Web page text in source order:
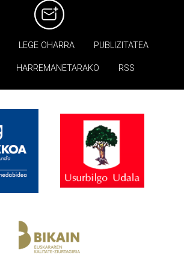
LEGE OHARRA PUBLIZITATEA
HARREMANETARAKO RSS